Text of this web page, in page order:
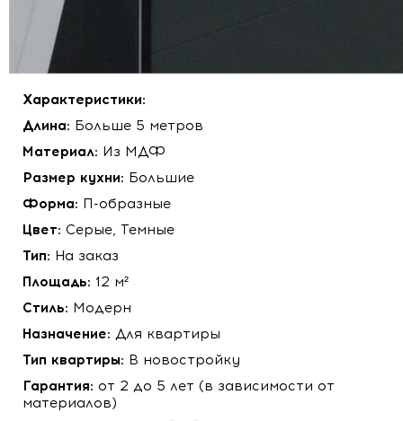
Характеристики:
Длина: Больше 5 метров
Материал: Из МДФ
Размер кухни: Большие
Форма: П-образные
Цвет: Серые, Темные
Тип: На заказ
Площадь: 12 м²
Стиль: Модерн
Назначение: Для квартиры
Тип квартиры: В новостройку
Гарантия: от 2 до 5 лет (в зависимости от
материалов)